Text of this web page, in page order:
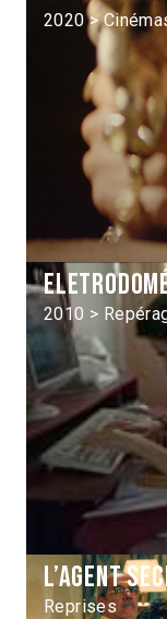
2020 >
2010 >
L’agent
Reprises